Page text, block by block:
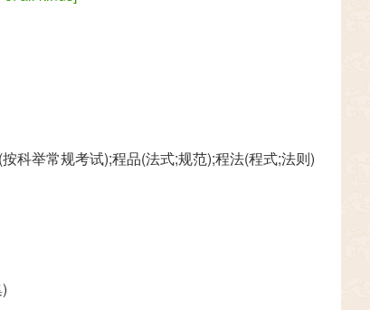
科举常规考试);程品(法式;规范);程法(程式;法则)